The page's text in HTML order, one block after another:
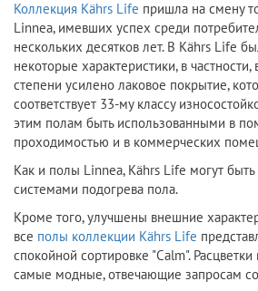
Коллекция Kährs Life пришла на смену
Linnea, имевших успех среди
нескольких десятков лет. В Kährs Life
некоторые характеристики, в частности,
степени усилено лаковое покрытие,
соответствует 33-му классу
этим полам быть использованными в
проходимостью и в коммерческих
Как и полы Linnea, Kährs Life могут
системами подогрева пола.
Кроме того, улучшены внешние
все полы коллекции Kährs Life
спокойной сортировке "Calm".
самые модные, отвечающие запросам